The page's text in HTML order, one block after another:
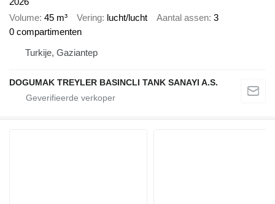
Volume 45 m³ Vering lucht/lucht Aantal assen 3
0 compartimenten
Turkije, Gaziantep
DOGUMAK TREYLER BASINCLI TANK SANAYI A.S.